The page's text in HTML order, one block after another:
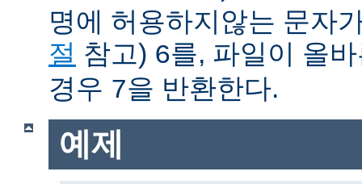
명에 허용하지않는 문자
절 참고) 6를, 파일이 올
경우 7을 반환한다.
예제